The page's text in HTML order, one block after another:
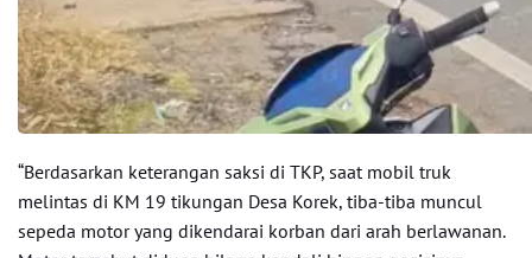
“Berdasarkan keterangan saksi di TKP, saat mobil truk
melintas di KM 19 tikungan Desa Korek, tiba-tiba muncul
sepeda motor yang dikendarai korban dari arah berlawanan.